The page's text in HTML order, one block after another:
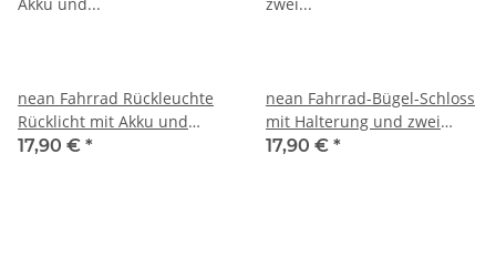
nean Fahrrad Rückleuchte
Rücklicht mit Akku und
StVZO-Zulassung 8 Candela
17,90 € *
nean Fahrrad-Bügel-Schloss
mit Halterung und zwei
Schlüsseln Ø 12 mm, 207 x
17,90 € *